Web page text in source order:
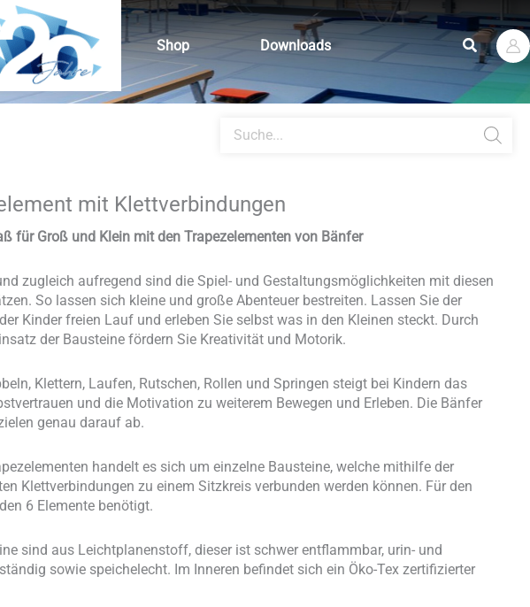
Shop Downloads Suchen
search
mit Klettverbindungen
für Groß und Klein mit den Trapezelementen von Bänfer
zugleich aufregend sind die Spiel- und Gestaltungsmöglichkeiten mit diesen
So lassen sich kleine und große Abenteuer bestreiten. Lassen Sie der
Kinder freien Lauf und erleben Sie selbst was in den Kleinen steckt. Durch
der Bausteine fördern Sie Kreativität und Motorik.
Klettern, Laufen, Rutschen, Rollen und Springen steigt bei Kindern das
und die Motivation zu weiterem Bewegen und Erleben. Die Bänfer
genau darauf ab.
handelt es sich um einzelne Bausteine, welche mithilfe der
Klettverbindungen zu einem Sitzkreis verbunden werden können. Für den
6 Elemente benötigt.
sind aus Leichtplanenstoff, dieser ist schwer entflammbar, urin- und
sowie speichelecht. Im Inneren befindet sich ein Öko-Tex zertifizierter